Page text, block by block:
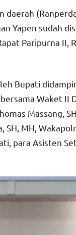
daerah
sudah
Paripurna II,
Bupati
Waket
Massang,
MH,
para Asisten